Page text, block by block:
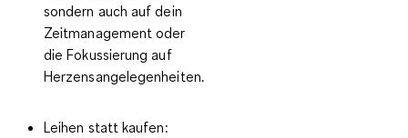
sondern auch auf dein
Zeitmanagement oder
die Fokussierung auf
Herzensangelegenheiten.
Leihen statt kaufen: